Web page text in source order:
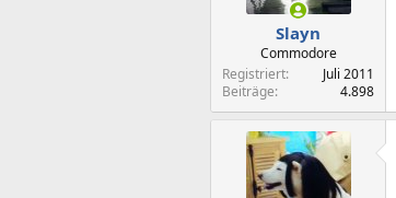
Slayn
Commodore
Registriert
Juli 2011
Beiträge
4.898